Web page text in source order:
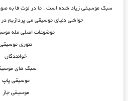
سبک موسیقی زیاد شده است . ما در نوت فا به
حواشی دنیای موسیقی می پردازیم در
موضوعات اصلی مله
تئوری موسیقی
خوانندگان
سبک های
موسیقی پاپ
موسیقی جاز